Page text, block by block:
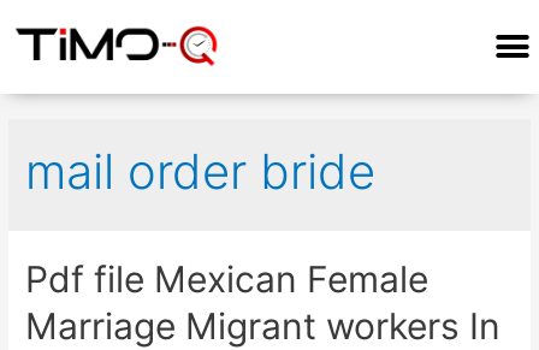
mail order bride
Pdf file Mexican Female
Marriage Migrant workers In